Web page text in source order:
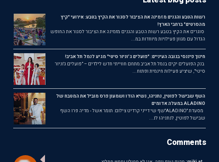
רשות הטבע והגנים מזמינה את הציבור לסגור את הקיץ בטבע: אירועי "קיץ
מהסרטים" ברחבי הארץ!
סוגרים את הקיץ בטבע רשות הטבע והגנים מזמינה את הציבור לסגור את החופש
הגדול עם מגוון פעילויות מיוחדות במ...
חינוך פיננסי בגובה העיניים: "פועלים ג'וניור סיטי" מגיע לנמל תל אביב!
בנק הפועלים יקים בנמל תל אביב מתחם חווייתי חדש לילדים – "פועלים ג'וניור
סיטי", שיציע פעילות חינמית ופתוח...
השף שבישל לפוטין, נתניהו, נשיא הודו ושמעון פרס מוביל את המטבח של
ALADINO במעלה אדומים
מסעדת ״ALADINO״שף שי דייני קרדיט צילום: תומר אשל - מדיה פרו השף
שבישל לפוטין, לנתניהו לנ...
Comments